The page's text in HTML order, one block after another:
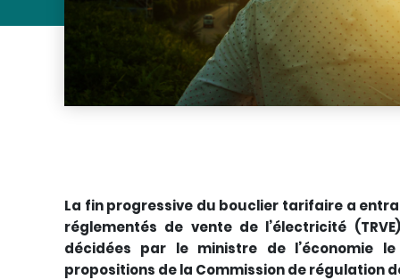
La fin progressive du bouclier tarifaire a
réglementés de vente de l’électricité
décidées par le ministre de l’économie
propositions de la Commission de régulation